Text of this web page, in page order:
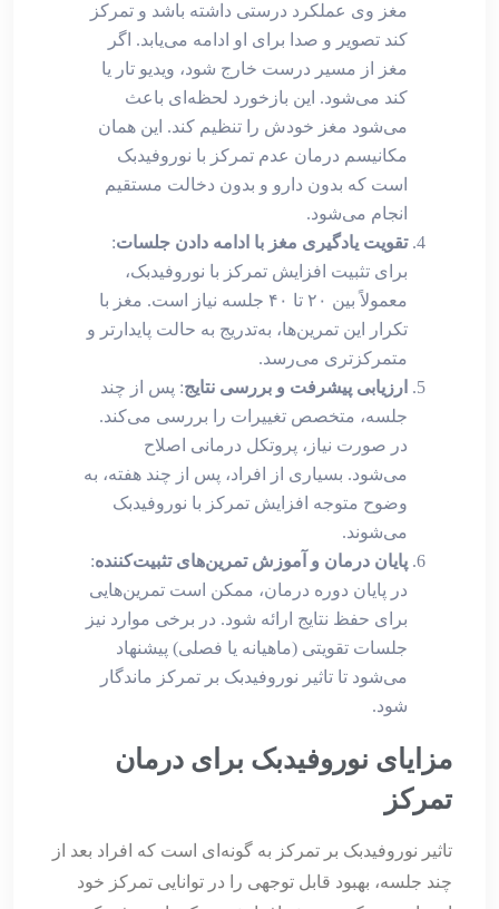
مغز وی عملکرد درستی داشته باشد و تمرکز
کند تصویر و صدا برای او ادامه می‌یابد. اگر
مغز از مسیر درست خارج شود، ویدیو تار یا
کند می‌شود. این بازخورد لحظه‌ای باعث
می‌شود مغز خودش را تنظیم کند. این همان
مکانیسم درمان عدم تمرکز با نوروفیدبک
است که بدون دارو و بدون دخالت مستقیم
انجام می‌شود.
تقویت یادگیری مغز با ادامه دادن جلسات:
برای تثبیت افزایش تمرکز با نوروفیدبک،
معمولاً بین ۲۰ تا ۴۰ جلسه نیاز است. مغز با
تکرار این تمرین‌ها، به‌تدریج به حالت پایدارتر و
متمرکزتری می‌رسد.
ارزیابی پیشرفت و بررسی نتایج: پس از چند
جلسه، متخصص تغییرات را بررسی می‌کند.
در صورت نیاز، پروتکل درمانی اصلاح
می‌شود. بسیاری از افراد، پس از چند هفته، به
وضوح متوجه افزایش تمرکز با نوروفیدبک
می‌شوند.
پایان درمان و آموزش تمرین‌های تثبیت‌کننده:
در پایان دوره درمان، ممکن است تمرین‌هایی
برای حفظ نتایج ارائه شود. در برخی موارد نیز
جلسات تقویتی (ماهیانه یا فصلی) پیشنهاد
می‌شود تا تاثیر نوروفیدبک بر تمرکز ماندگار
شود.
مزایای نوروفیدبک برای درمان
تمرکز
تاثیر نوروفیدبک بر تمرکز به گونه‌ای است که افراد بعد از
چند جلسه، بهبود قابل توجهی را در توانایی تمرکز خود